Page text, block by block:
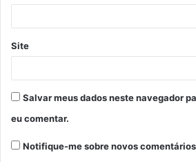
*
Site
Salvar meus dados neste navegador
eu comentar.
Notifique-me sobre novos